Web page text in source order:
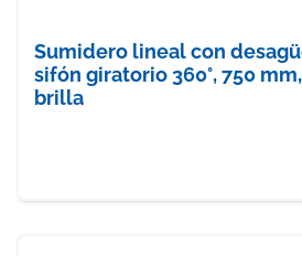
Sumidero lineal con
sifón giratorio 360°, 750
brilla